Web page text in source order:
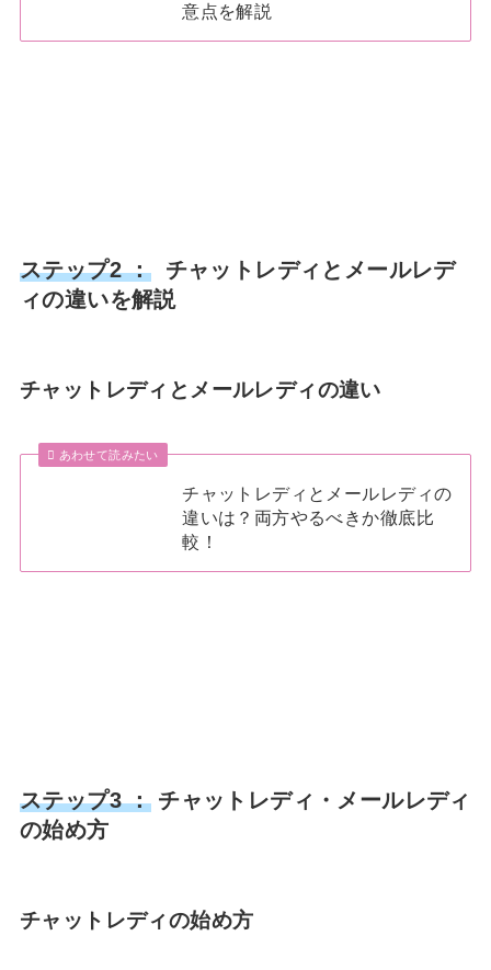
意点を解説
ステップ2 ：チャットレディとメールレデ
ィの違いを解説
チャットレディとメールレディの違い
あわせて読みたい
チャットレディとメールレディの
違いは？両方やるべきか徹底比
較！
ステップ3 ：チャットレディ・メールレディ
の始め方
チャットレディの始め方